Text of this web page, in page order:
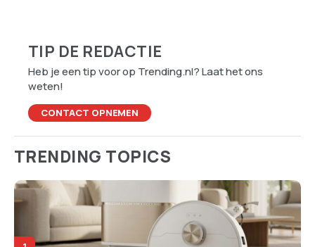
TIP DE REDACTIE
Heb je een tip voor op Trending.nl? Laat het ons
weten!
CONTACT OPNEMEN
TRENDING TOPICS